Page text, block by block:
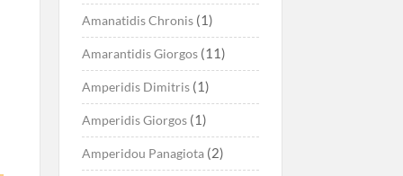
Amanatidis Chronis(1)
Amarantidis Giorgos(11)
Amperidis Dimitris(1)
Amperidis Giorgos(1)
Amperidou Panagiota(2)